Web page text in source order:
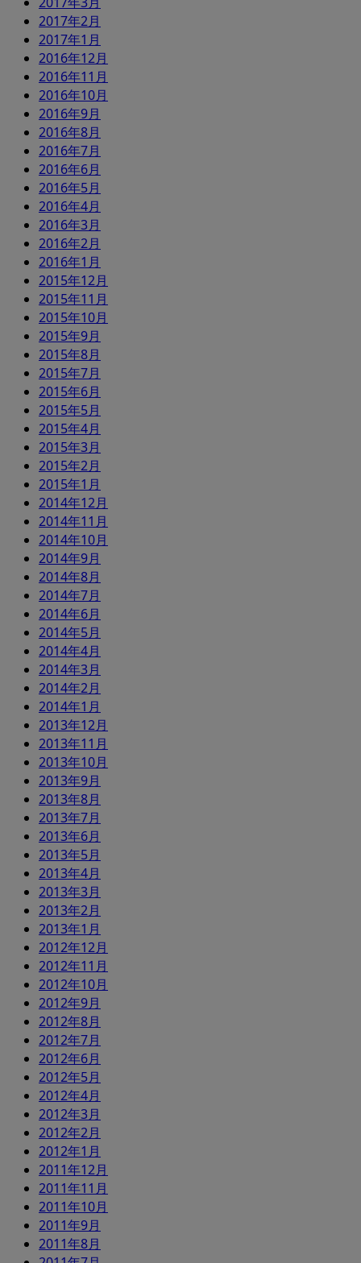
2017年2月
2017年1月
2016年12月
2016年11月
2016年10月
2016年9月
2016年8月
2016年7月
2016年6月
2016年5月
2016年4月
2016年3月
2016年2月
2016年1月
2015年12月
2015年11月
2015年10月
2015年9月
2015年8月
2015年7月
2015年6月
2015年5月
2015年4月
2015年3月
2015年2月
2015年1月
2014年12月
2014年11月
2014年10月
2014年9月
2014年8月
2014年7月
2014年6月
2014年5月
2014年4月
2014年3月
2014年2月
2014年1月
2013年12月
2013年11月
2013年10月
2013年9月
2013年8月
2013年7月
2013年6月
2013年5月
2013年4月
2013年3月
2013年2月
2013年1月
2012年12月
2012年11月
2012年10月
2012年9月
2012年8月
2012年7月
2012年6月
2012年5月
2012年4月
2012年3月
2012年2月
2012年1月
2011年12月
2011年11月
2011年10月
2011年9月
2011年8月